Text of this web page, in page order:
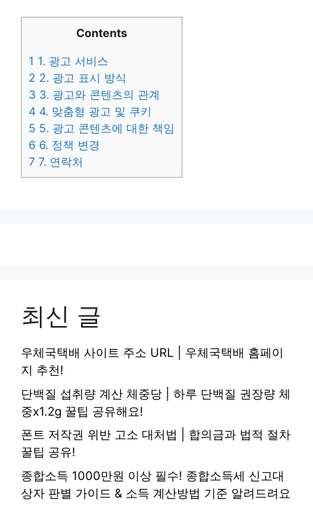
Contents
1 1. 광고 서비스
2 2. 광고 표시 방식
3 3. 광고와 콘텐츠의 관계
4 4. 맞춤형 광고 및 쿠키
5 5. 광고 콘텐츠에 대한 책임
6 6. 정책 변경
7 7. 연락처
최신 글
우체국택배 사이트 주소 URL | 우체국택배 홈페이
지 추천!
단백질 섭취량 계산 체중당 | 하루 단백질 권장량 체
중x1.2g 꿀팁 공유해요!
폰트 저작권 위반 고소 대처법 | 합의금과 법적 절차
꿀팁 공유!
종합소득 1000만원 이상 필수! 종합소득세 신고대
상자 판별 가이드 & 소득 계산방법 기준 알려드려요